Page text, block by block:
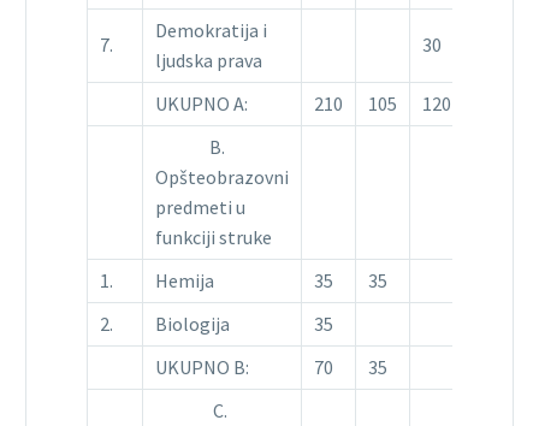
7.
Demokratija i
ljudska prava
30
UKUPNO A: 210 105
120
B.
Opšteobrazovni
predmeti u
funkciji struke
1.
Hemija 35
35
2.
Biologija
35
UKUPNO B:
70
35
C.